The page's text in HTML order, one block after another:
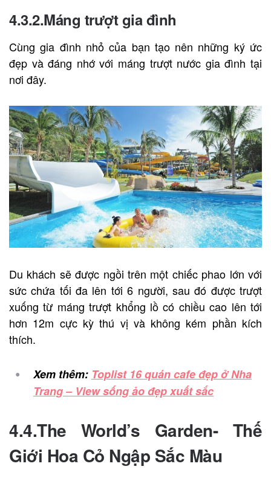
4.3.2.Máng trượt gia đình
Cùng gia đình nhỏ của bạn tạo nên những ký ức
đẹp và đáng nhớ với máng trượt nước gia đình tại
nơi đây.
Du khách sẽ được ngồi trên một chiếc phao lớn với
sức chứa tối đa lên tới 6 người, sau đó được trượt
xuống từ máng trượt khổng lồ có chiều cao lên tới
hơn 12m cực kỳ thú vị và không kém phần kích
thích.
Xem thêm: Toplist 16 quán cafe đẹp ở Nha
Trang – View sống ảo đẹp xuất sắc
4.4.The World’s Garden- Thế
Giới Hoa Cỏ Ngập Sắc Màu